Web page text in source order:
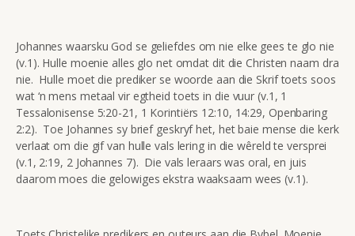
Johannes waarsku God se geliefdes om nie elke gees te glo nie
(v.1). Hulle moenie alles glo net omdat dit die Christen naam dra
nie. Hulle moet die prediker se woorde aan die Skrif toets soos
wat ‘n mens metaal vir egtheid toets in die vuur (v.1, 1
Tessalonisense 5:20-21, 1 Korintiërs 12:10, 14:29, Openbaring
2:2). Toe Johannes sy brief geskryf het, het baie mense die kerk
verlaat om die gif van hulle vals lering in die wêreld te versprei
(v.1, 2:19, 2 Johannes 7). Die vals leraars was oral, en juis
daarom moes die gelowiges ekstra waaksaam wees (v.1).